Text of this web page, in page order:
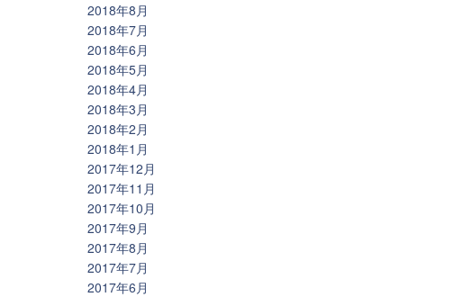
2018年8月
2018年7月
2018年6月
2018年5月
2018年4月
2018年3月
2018年2月
2018年1月
2017年12月
2017年11月
2017年10月
2017年9月
2017年8月
2017年7月
2017年6月